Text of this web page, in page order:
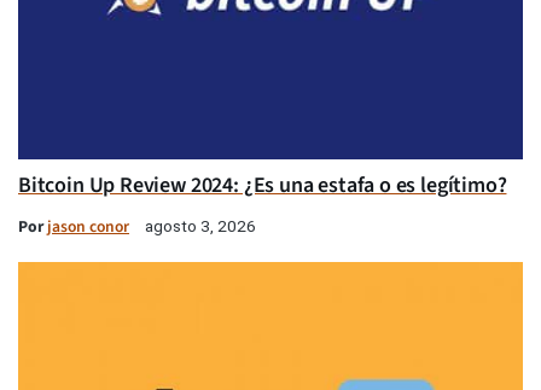
Bitcoin Up Review 2024: ¿Es una estafa o es legítimo?
Porjason conor agosto 3, 2026